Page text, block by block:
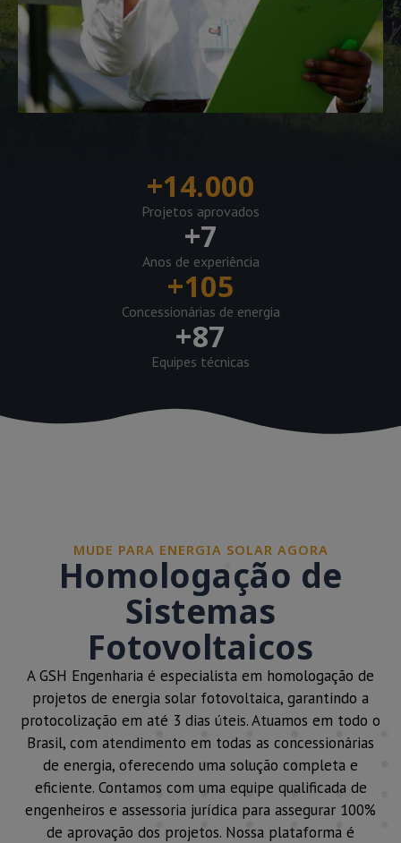
+14.000
Projetos aprovados
+7
Anos de experiência
+105
Concessionárias de energia
+87
Equipes técnicas
MUDE PARA ENERGIA SOLAR AGORA
Homologação de
Sistemas
Fotovoltaicos
A GSH Engenharia é especialista em homologação de
projetos de energia solar fotovoltaica, garantindo a
protocolização em até 3 dias úteis. Atuamos em todo o
Brasil, com atendimento em todas as concessionárias
de energia, oferecendo uma solução completa e
eficiente. Contamos com uma equipe qualificada de
engenheiros e assessoria jurídica para assegurar 100%
de aprovação dos projetos. Nossa plataforma é